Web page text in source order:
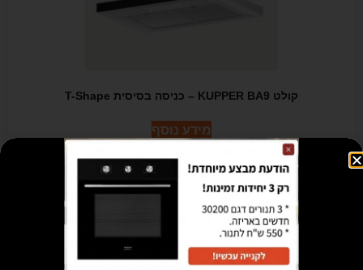
קולט KUPPER BA9 – כניסה בסיסית T-Shape
מידע נוסף